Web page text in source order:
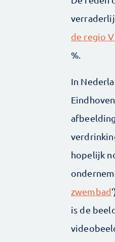
de regio
%.
In
hopelijk
zwembad
is de